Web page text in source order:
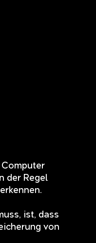
der Regel
ist, dass
von